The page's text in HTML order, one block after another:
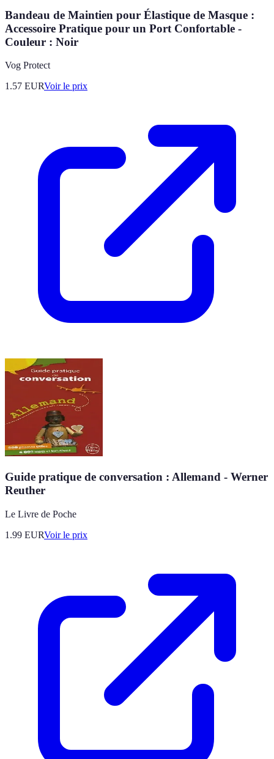
Bandeau de Maintien pour Élastique de Masque :
Accessoire Pratique pour un Port Confortable -
Couleur : Noir
Vog Protect
1.57 EURVoir le prix
Guide pratique de conversation : Allemand - Werner
Reuther
Le Livre de Poche
1.99 EURVoir le prix